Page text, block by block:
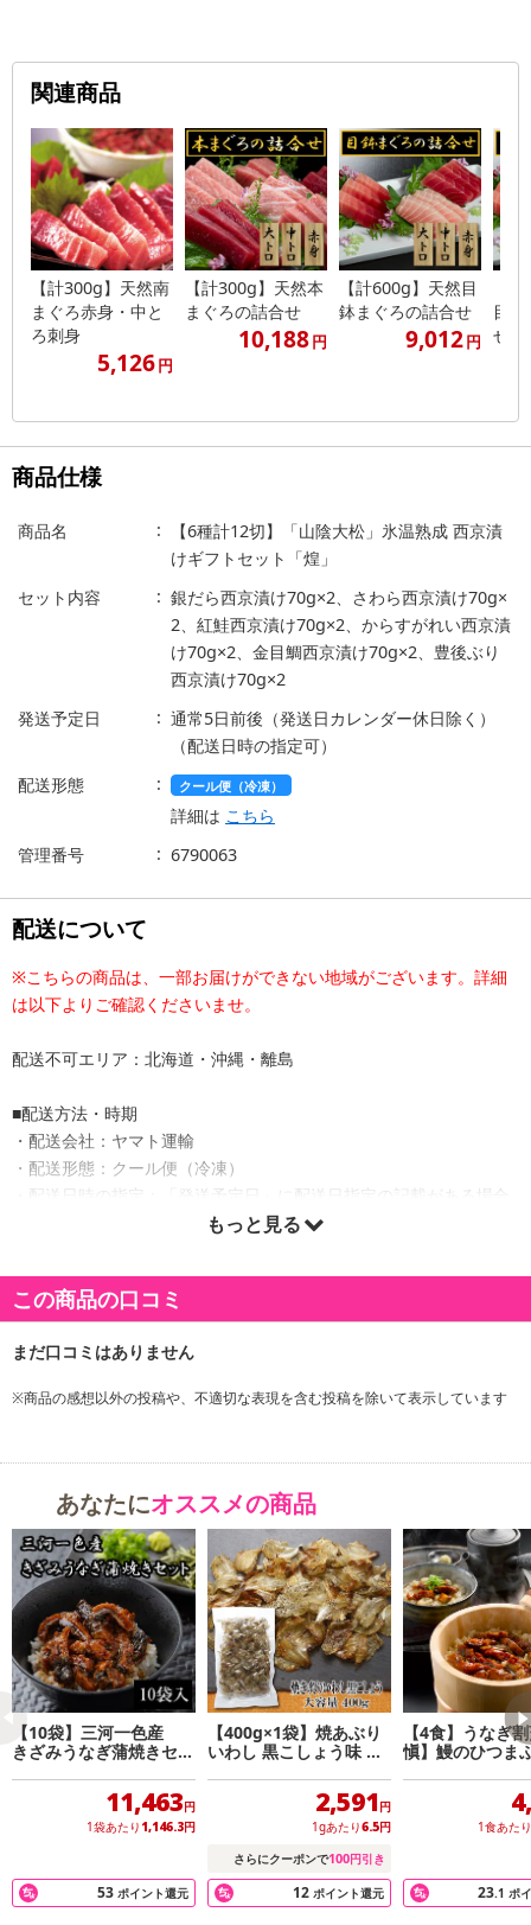
関連商品
【計300g】天然南
まぐろ赤身・中と
ろ刺身
5,126円
【計300g】天然本
まぐろの詰合せ
10,188円
【計600g】天然目
鉢まぐろの詰合せ
9,012円
目
せ
商品仕様
商品名
【6種計12切】「山陰大松」氷温熟成 西京漬
けギフトセット「煌」
セット内容
銀だら西京漬け70g×2、さわら西京漬け70g×
2、紅鮭西京漬け70g×2、からすがれい西京漬
け70g×2、金目鯛西京漬け70g×2、豊後ぶり
西京漬け70g×2
発送予定日
通常5日前後（発送日カレンダー休日除く）
（配送日時の指定可）
配送形態
クール便（冷凍）
詳細は こちら
管理番号
6790063
配送について
※こちらの商品は、一部お届けができない地域がございます。詳細
は以下よりご確認くださいませ。
配送不可エリア：北海道・沖縄・離島
■配送方法・時期
・配送会社：ヤマト運輸
・配送形態：クール便（冷凍）
・配送日時の指定：「発送予定日」に配送日指定の記載がある場合
・商品は「産直オンライン」より出荷します。
もっと見る
この商品の口コミ
※商品の感想以外の投稿や、不適切な表現を含む投稿を除いて表示しています
あなたにオススメの商品
【10袋】三河一色産
きざみうなぎ蒲焼きセッ
11,463円
1袋あたり 1,146.3円
53 ポイント還元
【400g×1袋】焼あぶり
いわし 黒こしょう味 香
クセになる味わい2,591 円
1gあたり6.5円
さらにクーポンで100円引き
12 ポイント還元
【4食】うなぎ
愼】鰻のひつま
1食あたり
23.1 ポ